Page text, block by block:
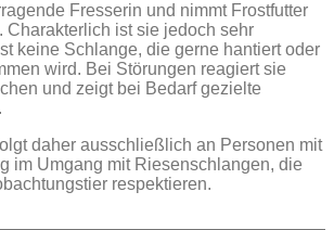
Fresserin und nimmt Frostfutter
Charakterlich ist sie jedoch sehr
keine Schlange, die gerne hantiert oder
wird. Bei Störungen reagiert sie
und zeigt bei Bedarf gezielte
daher ausschließlich an Personen mit
im Umgang mit Riesenschlangen, die
respektieren.